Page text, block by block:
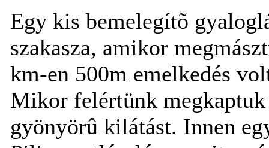
Egy kis bemelegítõ
szakasza, amikor
km-en 500m emelkedés
Mikor felértünk megkaptuk
gyönyörû kilátást. Innen